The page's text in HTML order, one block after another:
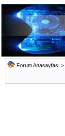
Forum Anasayfası >